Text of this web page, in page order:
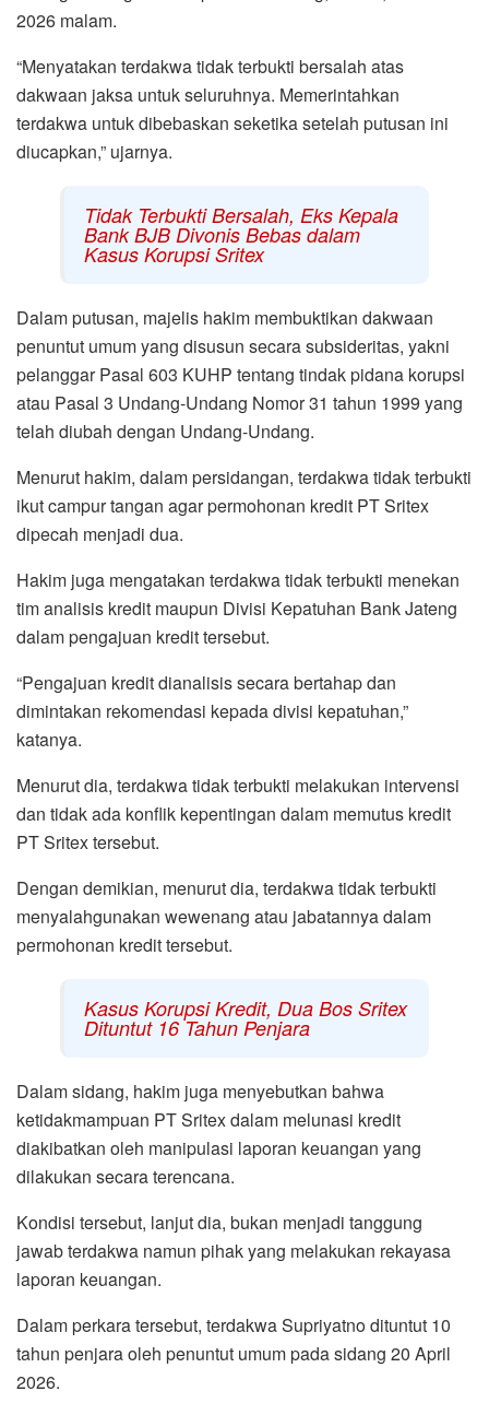
2026 malam.
“Menyatakan terdakwa tidak terbukti bersalah atas
dakwaan jaksa untuk seluruhnya. Memerintahkan
terdakwa untuk dibebaskan seketika setelah putusan ini
diucapkan,” ujarnya.
Tidak Terbukti Bersalah, Eks Kepala
Bank BJB Divonis Bebas dalam
Kasus Korupsi Sritex
Dalam putusan, majelis hakim membuktikan dakwaan
penuntut umum yang disusun secara subsideritas, yakni
pelanggar Pasal 603 KUHP tentang tindak pidana korupsi
atau Pasal 3 Undang-Undang Nomor 31 tahun 1999 yang
telah diubah dengan Undang-Undang.
Menurut hakim, dalam persidangan, terdakwa tidak terbukti
ikut campur tangan agar permohonan kredit PT Sritex
dipecah menjadi dua.
Hakim juga mengatakan terdakwa tidak terbukti menekan
tim analisis kredit maupun Divisi Kepatuhan Bank Jateng
dalam pengajuan kredit tersebut.
“Pengajuan kredit dianalisis secara bertahap dan
dimintakan rekomendasi kepada divisi kepatuhan,”
katanya.
Menurut dia, terdakwa tidak terbukti melakukan intervensi
dan tidak ada konflik kepentingan dalam memutus kredit
PT Sritex tersebut.
Dengan demikian, menurut dia, terdakwa tidak terbukti
menyalahgunakan wewenang atau jabatannya dalam
permohonan kredit tersebut.
Kasus Korupsi Kredit, Dua Bos Sritex
Dituntut 16 Tahun Penjara
Dalam sidang, hakim juga menyebutkan bahwa
ketidakmampuan PT Sritex dalam melunasi kredit
diakibatkan oleh manipulasi laporan keuangan yang
dilakukan secara terencana.
Kondisi tersebut, lanjut dia, bukan menjadi tanggung
jawab terdakwa namun pihak yang melakukan rekayasa
laporan keuangan.
Dalam perkara tersebut, terdakwa Supriyatno dituntut 10
tahun penjara oleh penuntut umum pada sidang 20 April
2026.